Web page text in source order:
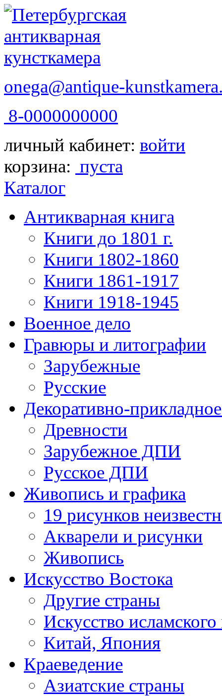
onega@antique-
8-0000000000
личный кабинет: войти
корзина: пуста
Каталог
Антикварная книга
Книги до 1801 г.
Книги 1802-1860
Книги 1861-1917
Книги 1918-1945
Военное дело
Гравюры и литографии
Зарубежные
Русские
Декоративно-
Древности
Зарубежное ДПИ
Русское ДПИ
Живопись и графика
19 рисунков
Акварели и рисунки
Живопись
Искусство Востока
Другие страны
Искусство
Китай, Япония
Краеведение
Азиатские страны